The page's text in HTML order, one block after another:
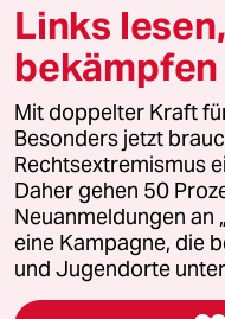
© 2026 taz Verlags und
Alle Rechte vorbehalten. Bei
wenden Sie sich bitte an
Feedback
Leitlinie Informant
Links
bekämpfen
Mit doppelter Kraft
Besonders jetzt
Rechtsextremismus
Daher gehen 50
Neuanmeldungen an
eine Kampagne, die
und Jugendorte